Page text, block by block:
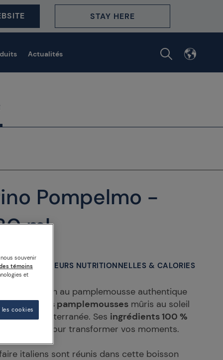
STAY HERE
Actualités
Pompelmo -
ml
VALEURS NUTRITIONNELLES & CALORIES
est la boisson au pamplemousse authentique
magnifiques pamplemousses mûris au soleil
de la Méditerranée. Ses ingrédients 100 %
d'entrain pour transformer vos moments.
italiens sont réunis dans cette boisson
souvenir
témoins
et
cookies